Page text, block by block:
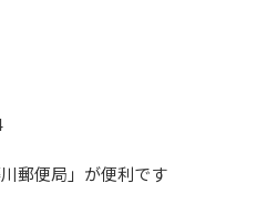
郵便局」が便利です